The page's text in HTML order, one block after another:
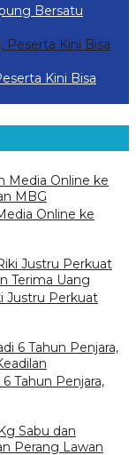
Bersatu
Kini Bisa
Online ke
Justru Perkuat
Tahun Penjara,